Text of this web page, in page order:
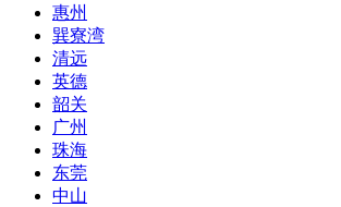
惠州
巽寮湾
清远
英德
韶关
广州
珠海
东莞
中山